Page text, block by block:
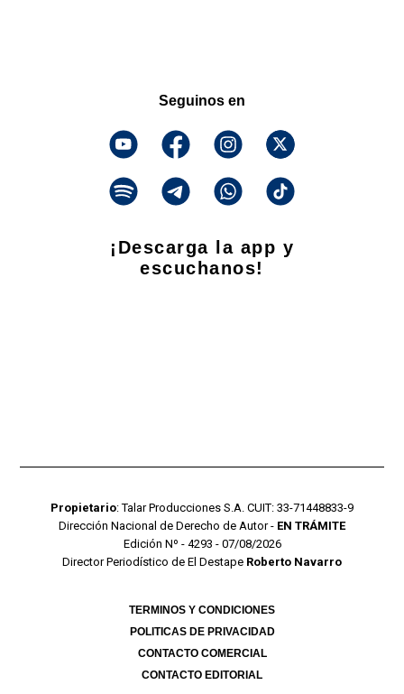
Seguinos en
¡Descarga la app y
escuchanos!
Propietario: Talar Producciones S.A. CUIT: 33-71448833-9
Dirección Nacional de Derecho de Autor - EN TRÁMITE
Edición Nº - 4293 - 07/08/2026
Director Periodístico de El Destape Roberto Navarro
TERMINOS Y CONDICIONES
POLITICAS DE PRIVACIDAD
CONTACTO COMERCIAL
CONTACTO EDITORIAL